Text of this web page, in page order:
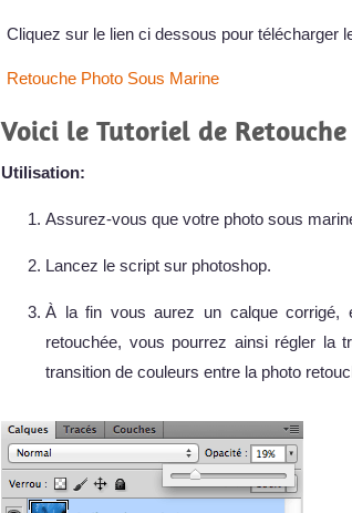
Cliquez sur le lien ci dessous pour télécharger
Retouche Photo Sous Marine
Voici le Tutoriel de
Utilisation:
Assurez-vous que votre photo sous
Lancez le script sur photoshop.
À la fin vous aurez un calque corrigé,
retouchée, vous pourrez ainsi régler la
transition de couleurs entre la photo